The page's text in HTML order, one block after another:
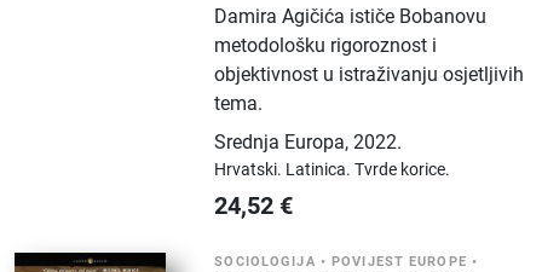
Damira Agičića ističe Bobanovu
metodološku rigoroznost i
objektivnost u istraživanju osjetljivih
tema.
Srednja Europa,2022.
Hrvatski. Latinica.Tvrde korice.
24,52 €
SOCIOLOGIJA •POVIJEST EUROPE •